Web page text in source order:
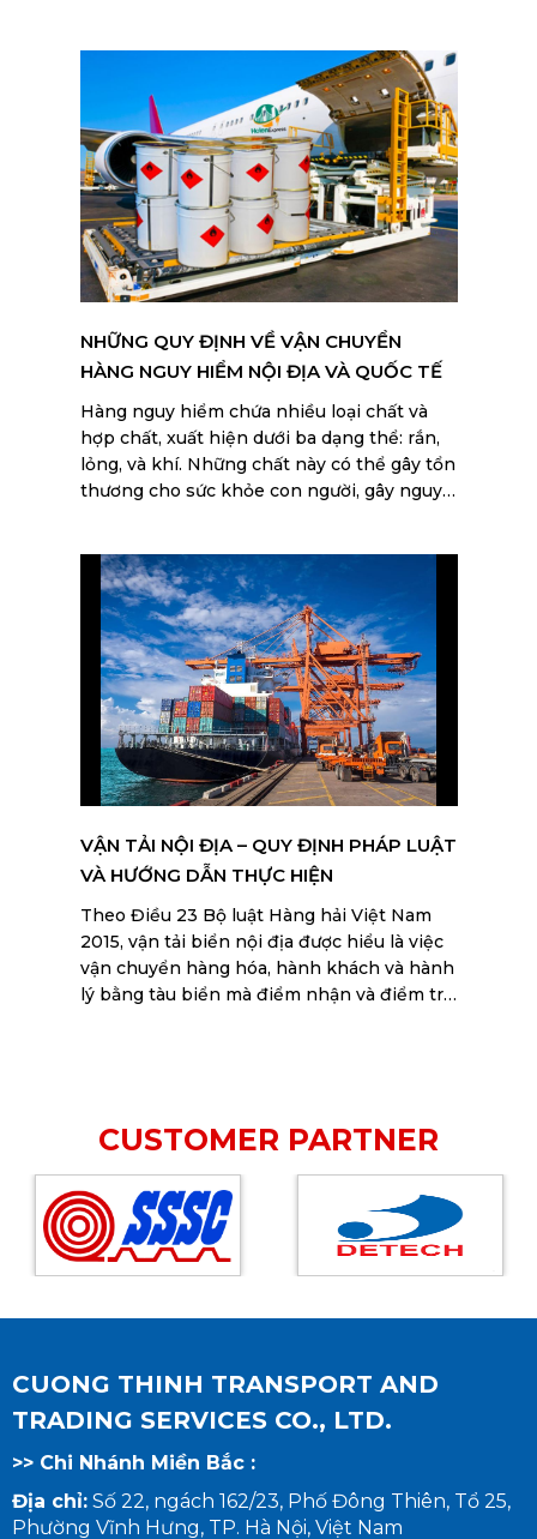
NHỮNG QUY ĐỊNH VỀ VẬN CHUYỂN
HÀNG NGUY HIỂM NỘI ĐỊA VÀ QUỐC TẾ
Hàng nguy hiểm chứa nhiều loại chất và
hợp chất, xuất hiện dưới ba dạng thể: rắn,
lỏng, và khí. Những chất này có thể gây tổn
thương cho sức khỏe con người, gây nguy
bị phát hiện và thu giữ theo quy định hải
quan. Hãy tìm hiểu kỹ để tránh rơi vào các
trường hợp mất thời gian và tiền bạc.
VẬN TẢI NỘI ĐỊA – QUY ĐỊNH PHÁP LUẬT
VÀ HƯỚNG DẪN THỰC HIỆN
Theo Điều 23 Bộ luật Hàng hải Việt Nam
2015, vận tải biển nội địa được hiểu là việc
vận chuyển hàng hóa, hành khách và hành
lý bằng tàu biển mà điểm nhận và điểm trả
CUSTOMER PARTNER
CUONG THINH TRANSPORT AND
TRADING SERVICES CO., LTD.
>> Chi Nhánh Miền Bắc :
Địa chỉ: Số 22, ngách 162/23, Phố Đông Thiên, Tổ 25,
Phường Vĩnh Hưng, TP. Hà Nội, Việt Nam